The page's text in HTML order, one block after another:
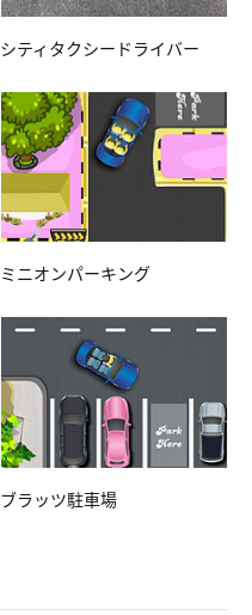
シティタクシードライバー
ミニオンパーキング
ブラッツ駐車場